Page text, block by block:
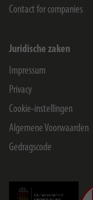
Contact for companies
Juridische zaken
Impressum
Privacy
Cookie-instellingen
Algemene Voorwaarden
Gedragscode